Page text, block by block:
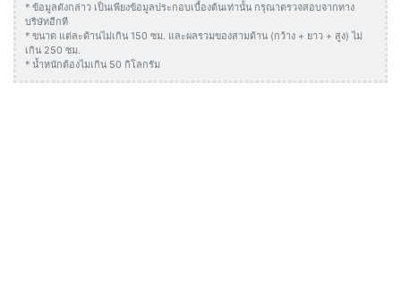
* ข้อมูลดังกล่าว เป็นเพียงข้อมูลประกอบเบื้องต้นเท่านั้น กรุณาตรวจสอบจากทาง
บริษัทอีกที
* ขนาด แต่ละด้านไม่เกิน 150 ซม. และผลรวมของสามด้าน (กว้าง + ยาว + สูง) ไม่
เกิน 250 ซม.
* น้ำหนักต้องไมเกิน 50 กิโลกรัม